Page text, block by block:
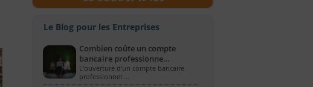
Le Blog pour les Entreprises
Combien coûte un compte
bancaire professionne…
L’ouverture d’un compte bancaire
professionnel …